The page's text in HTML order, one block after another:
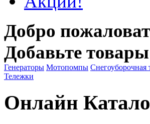
Добро
Добавьте
Генераторы Мотопомпы Снегоуборочная
Тележки
Онлайн